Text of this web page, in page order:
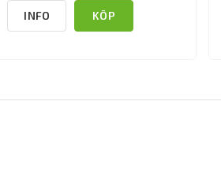
INFO KÖP